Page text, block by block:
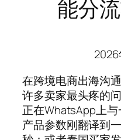
能分
2026
在跨境电商出海沟
许多卖家最头疼的
正在WhatsApp上与
产品参数刚翻译到